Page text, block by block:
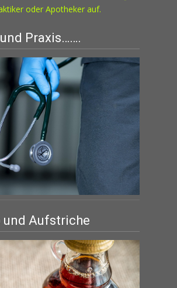
oder Apotheker auf.
Praxis…….
und Aufstriche